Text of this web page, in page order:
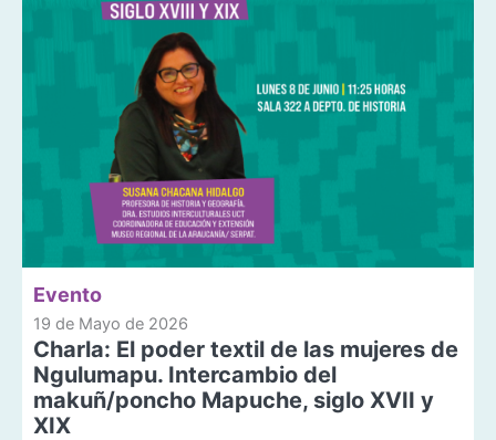
Evento
19 de Mayo de 2026
Charla: El poder textil de las mujeres de
Ngulumapu. Intercambio del
makuñ/poncho Mapuche, siglo XVII y
XIX